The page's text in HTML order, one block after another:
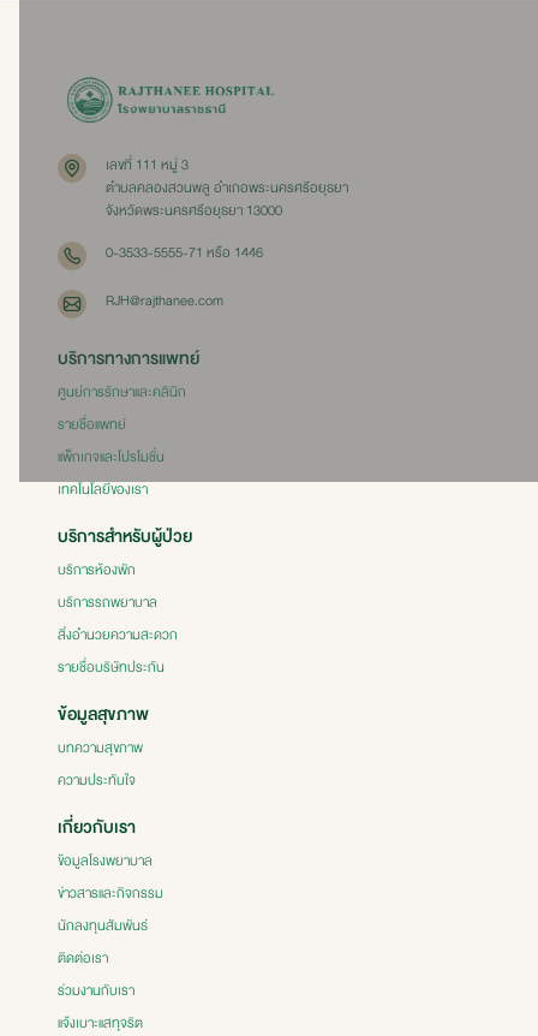
เลขที่ 111 หมู่ 3
ตำบลคลองสวนพลู อำเภอพระนครศรีอยุธยา
จังหวัดพระนครศรีอยุธยา 13000
0-3533-5555-71 หรือ 1446
RJH@rajthanee.com
บริการทางการแพทย์
ศูนย์การรักษาและคลินิก
รายชื่อแพทย์
แพ็กเกจและโปรโมชั่น
เทคโนโลยีของเรา
บริการสำหรับผู้ป่วย
บริการห้องพัก
บริการรถพยาบาล
สิ่งอำนวยความสะดวก
รายชื่อบริษัทประกัน
ข้อมูลสุขภาพ
บทความสุขภาพ
ความประทับใจ
เกี่ยวกับเรา
ข้อมูลโรงพยาบาล
ข่าวสารและกิจกรรม
นักลงทุนสัมพันธ์
ติดต่อเรา
ร่วมงานกับเรา
แจ้งเบาะแสทุจริต